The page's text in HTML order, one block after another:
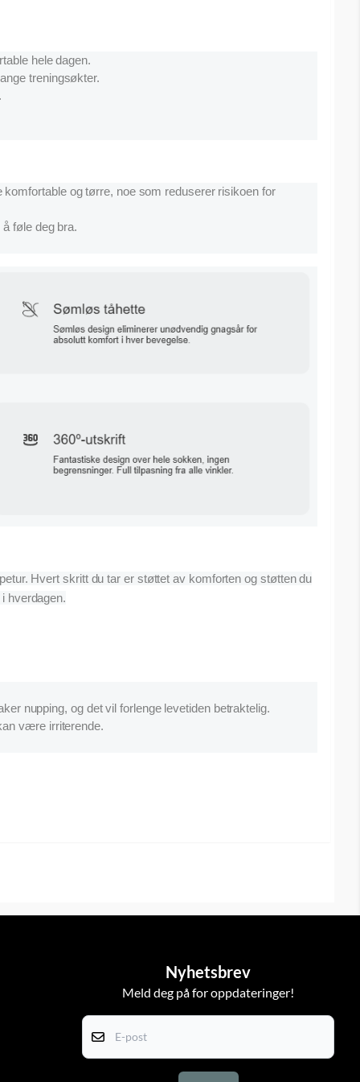
hele dagen.
treningsøkter.
og tørre, noe som reduserer risikoen for
føle deg bra.
Hvert skritt du tar er støttet av komforten og støtten du
hverdagen.
nupping, og det vil forlenge levetiden betraktelig.
være irriterende.
Nyhetsbrev
Meld deg på for oppdateringer!